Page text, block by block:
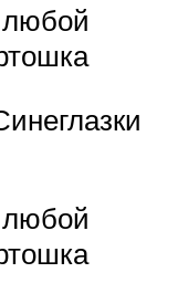
любой
любой